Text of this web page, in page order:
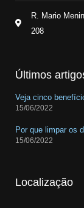
R. Mario
208
Últimos
Veja cinco
15/06/2022
Por que limpar os
15/06/2022
Localização